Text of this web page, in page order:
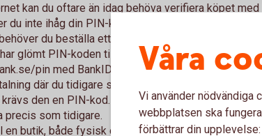
kan du oftare än idag behöva verifiera köpet med
du inte ihåg din PIN-kod så hittar du den i appen
du beställa ett nytt kort.
glömt PIN-koden till ditt betal- och kreditkort kan
pin med BankID och beställa en påminnelse
där du tidigare skrivit under ett kvitto och
den en PIN-kod. Kontaktlösa betalningar
precis som tidigare.
en butik, både fysisk och på internet, inte följer de
Våra
Vi använder nödvändiga
webbplatsen ska
förbättrar din upplevelse: